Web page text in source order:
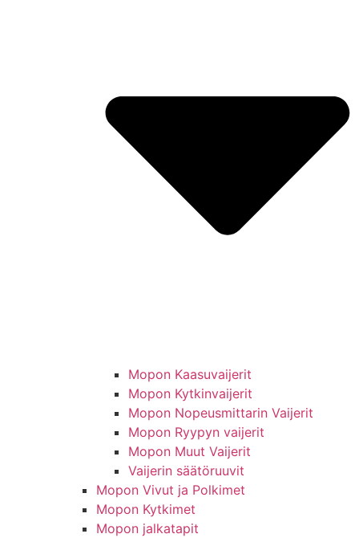
Mopon Kaasuvaijerit
Mopon Kytkinvaijerit
Mopon Nopeusmittarin Vaijerit
Mopon Ryypyn vaijerit
Mopon Muut Vaijerit
Vaijerin säätöruuvit
Mopon Vivut ja Polkimet
Mopon Kytkimet
Mopon jalkatapit